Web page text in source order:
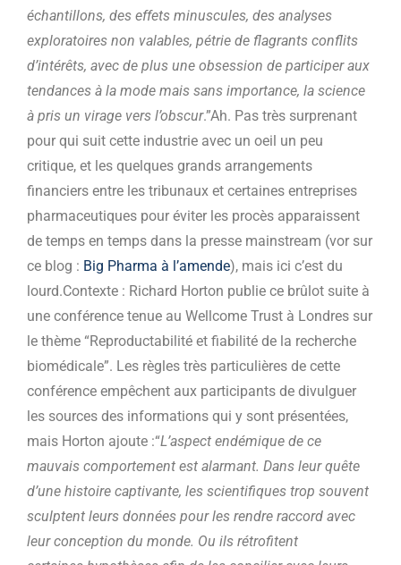
échantillons, des effets minuscules, des analyses
exploratoires non valables, pétrie de flagrants conflits
d’intérêts, avec de plus une obsession de participer aux
tendances à la mode mais sans importance, la science
à pris un virage vers l’obscur.”Ah. Pas très surprenant
pour qui suit cette industrie avec un oeil un peu
critique, et les quelques grands arrangements
financiers entre les tribunaux et certaines entreprises
pharmaceutiques pour éviter les procès apparaissent
de temps en temps dans la presse mainstream (vor sur
ce blog : Big Pharma à l’amende), mais ici c’est du
lourd.Contexte : Richard Horton publie ce brûlot suite à
une conférence tenue au Wellcome Trust à Londres sur
le thème “Reproductabilité et fiabilité de la recherche
biomédicale”. Les règles très particulières de cette
conférence empêchent aux participants de divulguer
les sources des informations qui y sont présentées,
mais Horton ajoute :“L’aspect endémique de ce
mauvais comportement est alarmant. Dans leur quête
d’une histoire captivante, les scientifiques trop souvent
sculptent leurs données pour les rendre raccord avec
leur conception du monde. Ou ils rétrofitent